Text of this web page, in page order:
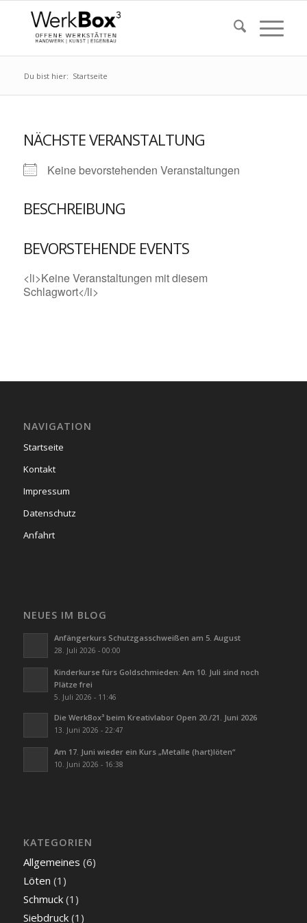
Du bist hier: Startseite
NÄCHSTE VERANSTALTUNG
Keine bevorstehenden Veranstaltungen
BESCHREIBUNG
BEVORSTEHENDE EVENTS
<li>Keine Veranstaltungen mit diesem
Schlagwort</li>
NAVIGATION
Startseite
Kontakt
Impressum
Datenschutz
Anfahrt
NEUES IM BLOG
Anfängerkurs Schutzgasschweißen am 5. August
28. Juli 2026 - 00:00
Kinderkurse fürs Goldschmieden: Am 10. Juli sind noch
Plätze frei
5. Juli 2026 - 11:46
Die WerkBox³ beim Kreativlabor Open 20./21. Juni 2026
13. Juni 2026 - 22:47
Am 17. Juni wieder ein Kurs „Metalle (hart)löten“
10. Juni 2026 - 16:38
KATEGORIEN
Allgemeines (6)
Löten (1)
Schmuck(1)
Siebdruck(1)